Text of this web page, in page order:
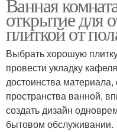
Ванная
открытие для
плиткой от
Выбрать хорошую
провести укладку
достоинства материала,
пространства ванной,
создать дизайн
бытовом обслуживании.